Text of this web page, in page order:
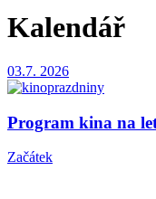
Kalendář
03.7. 2026
Program kina na
Začátek